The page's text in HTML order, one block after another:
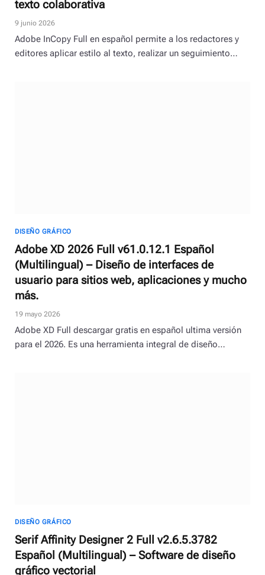
texto colaborativa
9 junio 2026
Adobe InCopy Full en español permite a los redactores y
editores aplicar estilo al texto, realizar un seguimiento…
DISEÑO GRÁFICO
Adobe XD 2026 Full v61.0.12.1 Español
(Multilingual) – Diseño de interfaces de
usuario para sitios web, aplicaciones y mucho
más.
19 mayo 2026
Adobe XD Full descargar gratis en español ultima versión
para el 2026. Es una herramienta integral de diseño…
DISEÑO GRÁFICO
Serif Affinity Designer 2 Full v2.6.5.3782
Español (Multilingual) – Software de diseño
gráfico vectorial